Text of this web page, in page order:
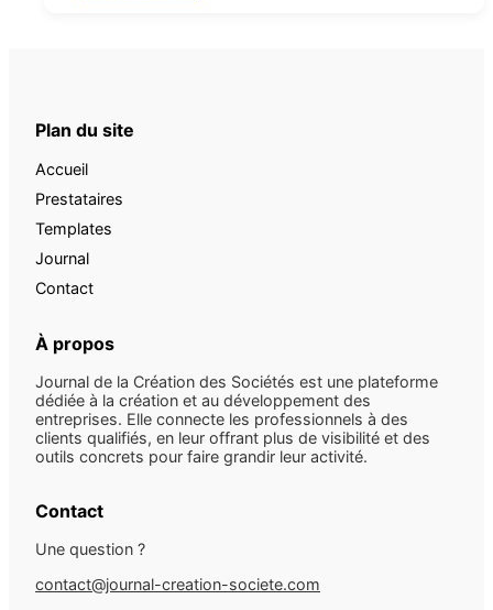
Plan du site
Accueil
Prestataires
Templates
Journal
Contact
À propos
Journal de la Création des Sociétés est une plateforme
dédiée à la création et au développement des
entreprises. Elle connecte les professionnels à des
clients qualifiés, en leur offrant plus de visibilité et des
outils concrets pour faire grandir leur activité.
Contact
Une question ?
contact@journal-creation-societe.com